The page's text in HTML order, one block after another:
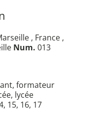
, France ,
Num. 013
formateur
lycée
15, 16, 17